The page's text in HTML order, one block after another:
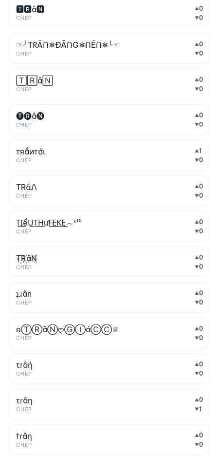
🆃🆁â🅽
CHÉP
▲0
▼0
☞╯TᖇẦᑎ❄ĐĂᑎG❄ᑎÊᑎ❄╰☜
CHÉP
▲0
▼0
🅃🅁â🄽
CHÉP
▲0
▼0
🅣🅡â🅝
CHÉP
▲0
▼0
тяầитớι
CHÉP
▲1
▼0
TRâᏁ
CHÉP
▲0
▼0
T͟I͟ểU͟T͟H͟ưF͟E͟K͟E͟︵ᵏ¹⁰
CHÉP
▲0
▼0
T꙰R꙰âN꙰
CHÉP
▲0
▼0
ʇɹân
CHÉP
▲0
▼0
ʚⓉⓇâⓃღⒼⒾáⒸⒸ♕
CHÉP
▲0
▼0
τɾâή
CHÉP
▲0
▼0
τɾâη
CHÉP
▲0
▼1
ϯɾâη
CHÉP
▲0
▼0